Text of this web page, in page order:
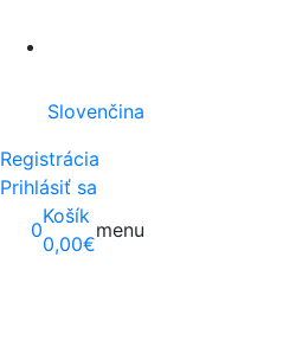
Slovenčina
Registrácia
Prihlásiť sa
0
Košík
0,00€
menu